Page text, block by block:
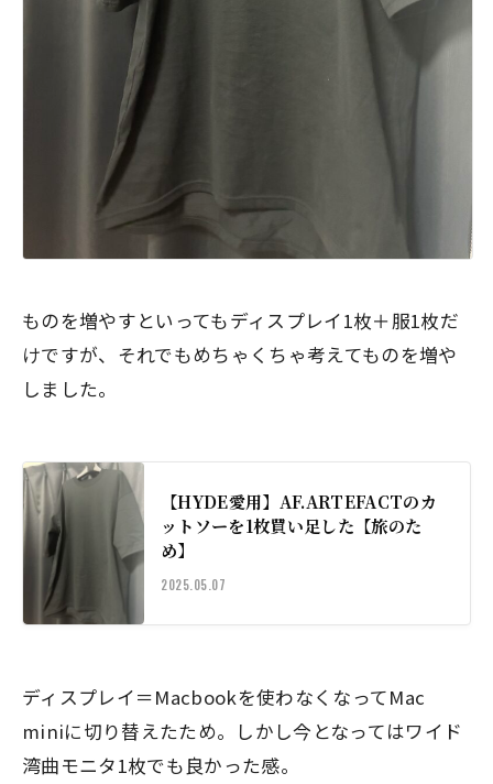
ものを増やすといってもディスプレイ1枚＋服1枚だ
けですが、それでもめちゃくちゃ考えてものを増や
しました。
【HYDE愛用】AF.ARTEFACTのカ
ットソーを1枚買い足した【旅のた
め】
2025.05.07
ディスプレイ＝Macbookを使わなくなってMac
miniに切り替えたため。しかし今となってはワイド
湾曲モニタ1枚でも良かった感。